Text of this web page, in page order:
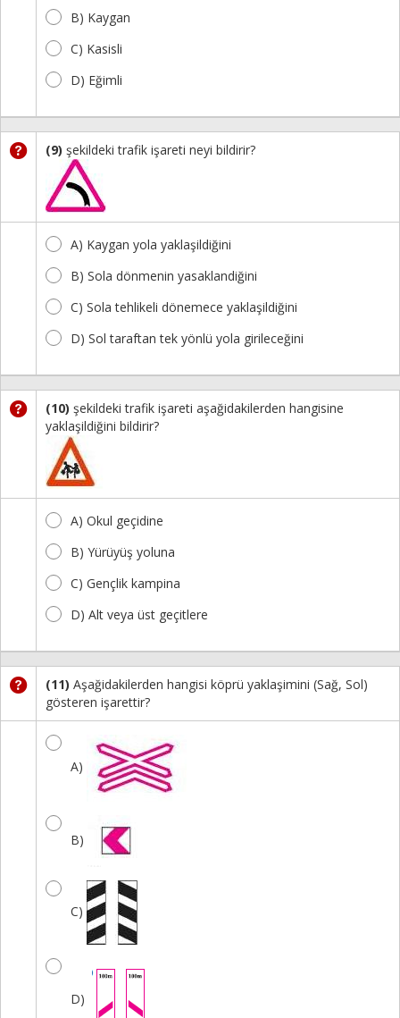
B) Kaygan
C) Kasisli
D) Eğimli
(9) şekildeki trafik işareti neyi bildirir?
A) Kaygan yola yaklaşildiğini
B) Sola dönmenin yasaklandiğini
C) Sola tehlikeli dönemece yaklaşildiğini
D) Sol taraftan tek yönlü yola girileceğini
(10) şekildeki trafik işareti aşağidakilerden hangisine
yaklaşildiğini bildirir?
A) Okul geçidine
B) Yürüyüş yoluna
C) Gençlik kampina
D) Alt veya üst geçitlere
(11) Aşağidakilerden hangisi köprü yaklaşimini (Sağ, Sol)
gösteren işarettir?
A)
B)
C)
D)